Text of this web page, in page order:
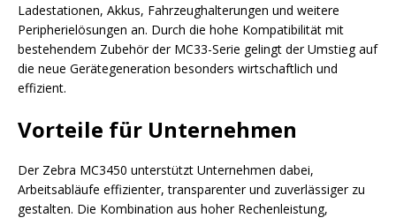
Ladestationen, Akkus, Fahrzeughalterungen und weitere
Peripherielösungen an. Durch die hohe Kompatibilität mit
bestehendem Zubehör der MC33-Serie gelingt der Umstieg auf
die neue Gerätegeneration besonders wirtschaftlich und
effizient.
Vorteile für Unternehmen
Der Zebra MC3450 unterstützt Unternehmen dabei,
Arbeitsabläufe effizienter, transparenter und zuverlässiger zu
gestalten. Die Kombination aus hoher Rechenleistung,